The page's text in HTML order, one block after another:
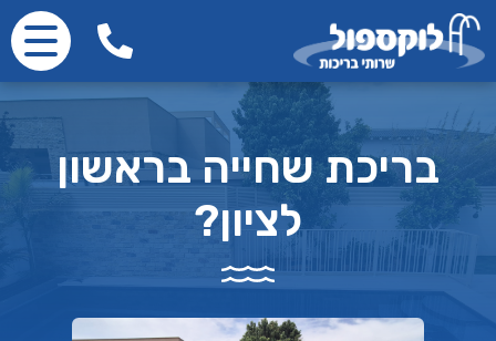
בריכת שחייה בראשון
לציון?